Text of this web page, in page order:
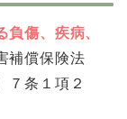
負傷、疾病、
補償保険法
７条１項２